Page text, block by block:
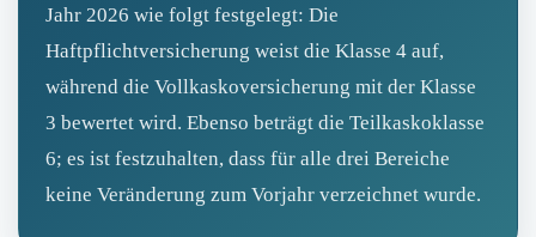
Jahr 2026 wie folgt festgelegt: Die
Haftpflichtversicherung weist die Klasse 4 auf,
während die Vollkaskoversicherung mit der Klasse
3 bewertet wird. Ebenso beträgt die Teilkaskoklasse
6; es ist festzuhalten, dass für alle drei Bereiche
keine Veränderung zum Vorjahr verzeichnet wurde.